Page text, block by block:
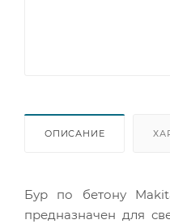
ОПИСАНИЕ
Бур по бетону
предназначен для